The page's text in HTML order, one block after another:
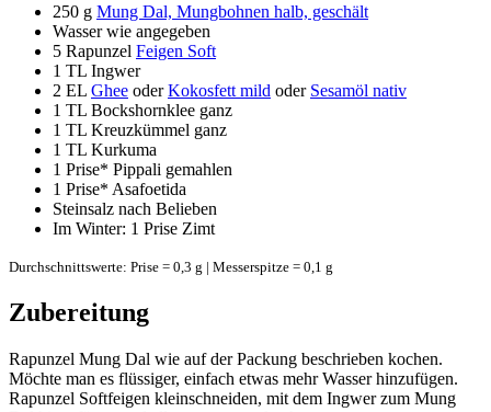
250 g Mung Dal, Mungbohnen halb, geschält
Wasser wie angegeben
5 Rapunzel Feigen Soft
1 TL Ingwer
2 EL Ghee oderKokosfett mild oder Sesamöl nativ
1 TL Bockshornklee ganz
1 TL Kreuzkümmel ganz
1 TL Kurkuma
1 Prise* Pippali gemahlen
1 Prise* Asafoetida
Steinsalz nach Belieben
Im Winter: 1 Prise Zimt
Durchschnittswerte: Prise = 0,3 g | Messerspitze = 0,1 g
Zubereitung
Rapunzel Mung Dal wie auf der Packung beschrieben kochen.
Möchte man es flüssiger, einfach etwas mehr Wasser hinzufügen.
Rapunzel Softfeigen kleinschneiden, mit dem Ingwer zum Mung